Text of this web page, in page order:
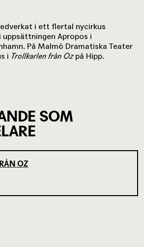
i ett flertal nycirkus
uppsättningen Apropos i
På Malmö Dramatiska Teater
i Trollkarlen från Ozpå Hipp.
SOM
OZ